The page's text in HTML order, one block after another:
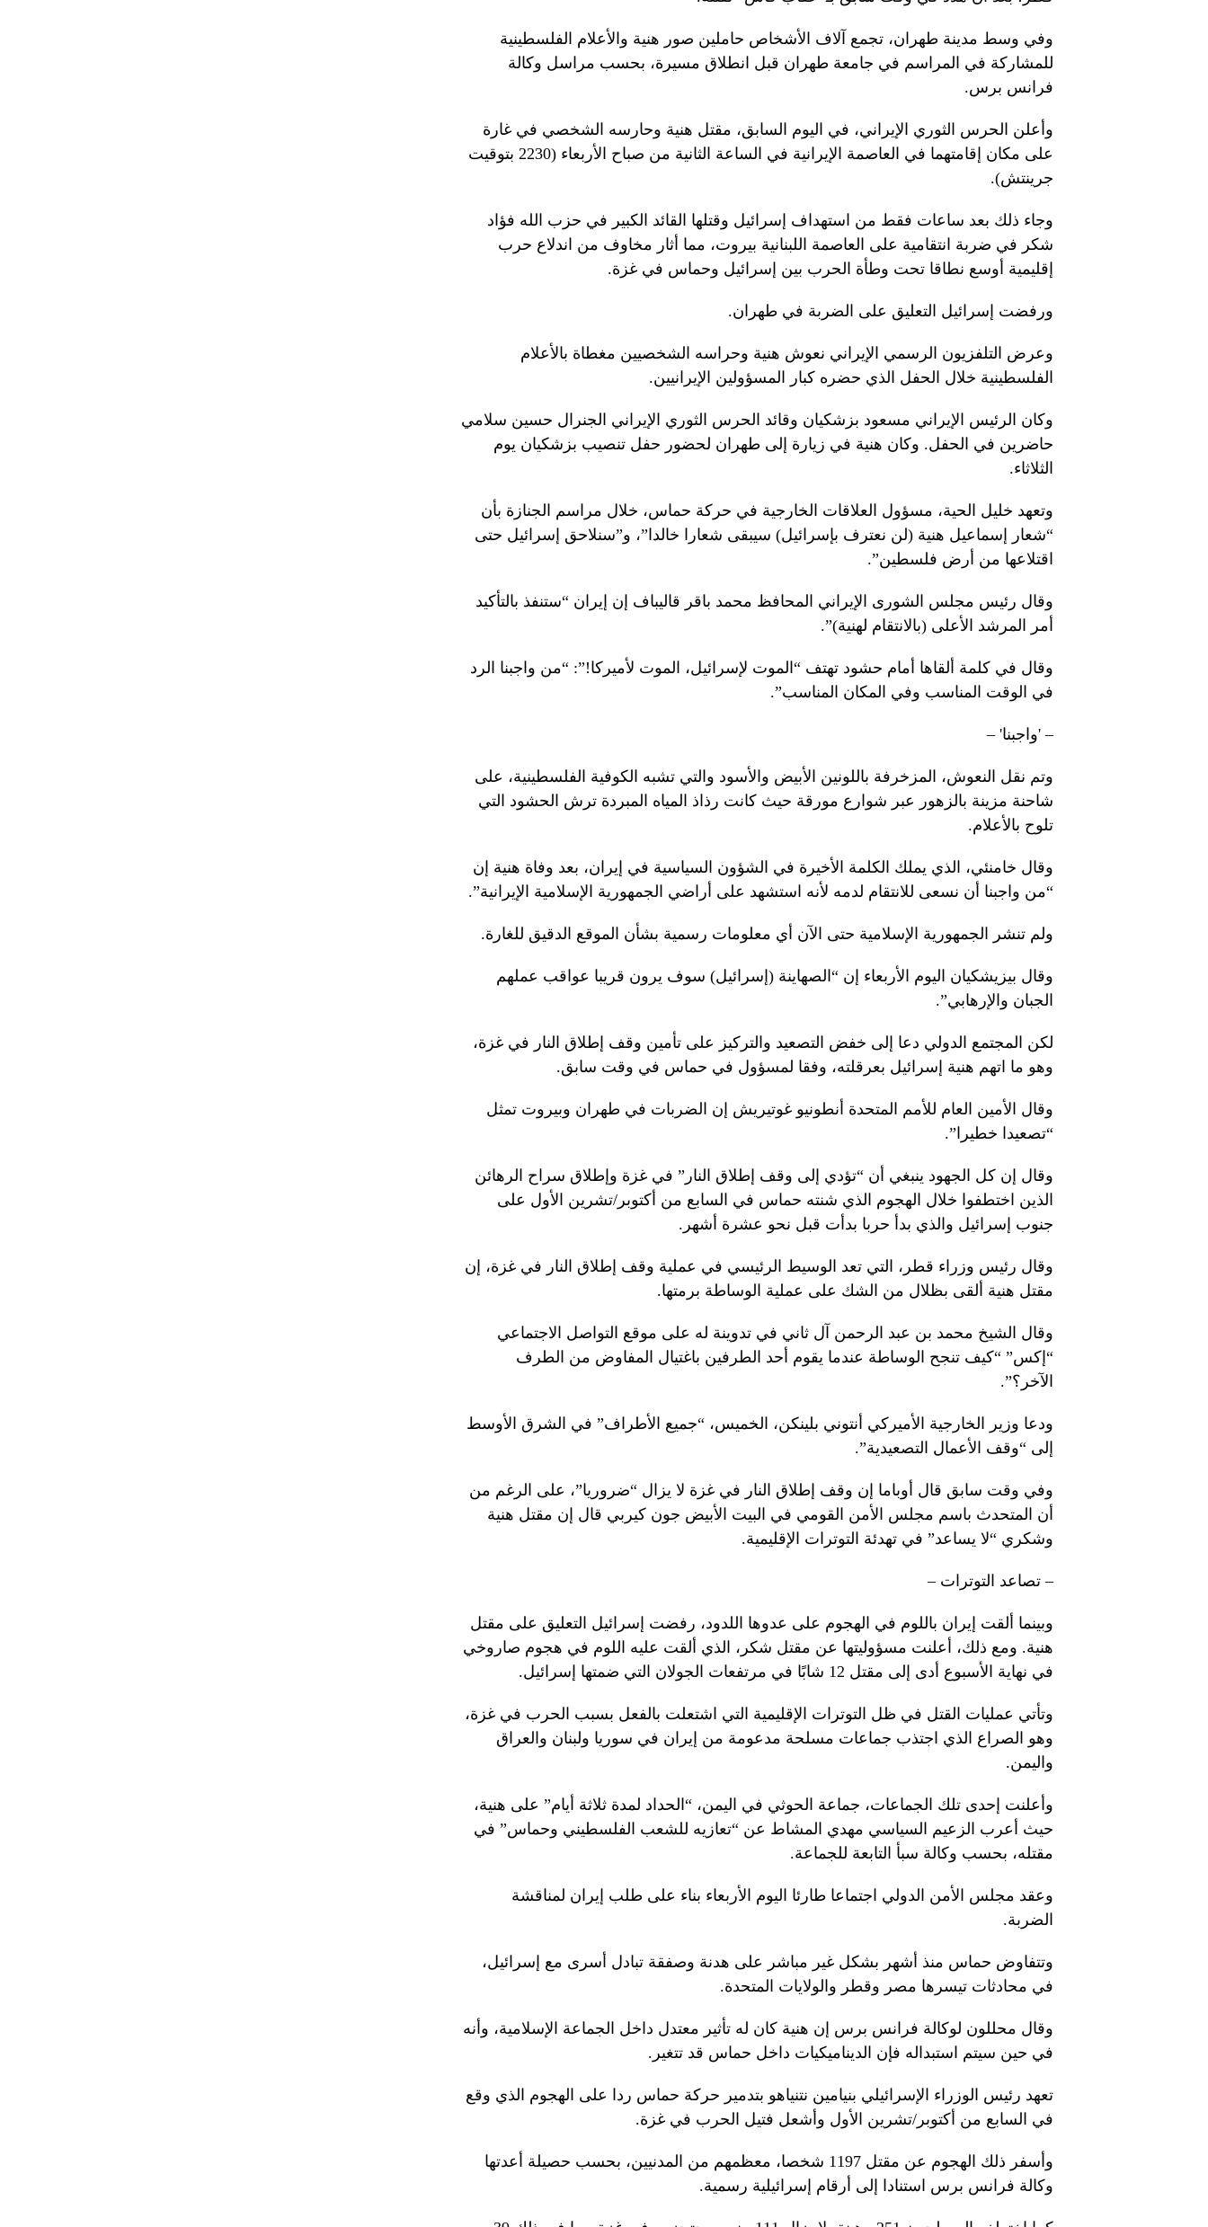
وفي وسط مدينة طهران، تجمع آلاف الأشخاص حاملين صور هنية والأعلام الفلسطينية
للمشاركة في المراسم في جامعة طهران قبل انطلاق مسيرة، بحسب مراسل وكالة
فرانس برس.
وأعلن الحرس الثوري الإيراني، في اليوم السابق، مقتل هنية وحارسه الشخصي في غارة
على مكان إقامتهما في العاصمة الإيرانية في الساعة الثانية من صباح الأربعاء (2230 بتوقيت
جرينتش).
وجاء ذلك بعد ساعات فقط من استهداف إسرائيل وقتلها القائد الكبير في حزب الله فؤاد
شكر في ضربة انتقامية على العاصمة اللبنانية بيروت، مما أثار مخاوف من اندلاع حرب
إقليمية أوسع نطاقا تحت وطأة الحرب بين إسرائيل وحماس في غزة.
ورفضت إسرائيل التعليق على الضربة في طهران.
وعرض التلفزيون الرسمي الإيراني نعوش هنية وحراسه الشخصيين مغطاة بالأعلام
الفلسطينية خلال الحفل الذي حضره كبار المسؤولين الإيرانيين.
وكان الرئيس الإيراني مسعود بزشكيان وقائد الحرس الثوري الإيراني الجنرال حسين سلامي
حاضرين في الحفل. وكان هنية في زيارة إلى طهران لحضور حفل تنصيب بزشكيان يوم
الثلاثاء.
وتعهد خليل الحية، مسؤول العلاقات الخارجية في حركة حماس، خلال مراسم الجنازة بأن
“شعار إسماعيل هنية (لن نعترف بإسرائيل) سيبقى شعارا خالدا”، و”سنلاحق إسرائيل حتى
اقتلاعها من أرض فلسطين”.
وقال رئيس مجلس الشورى الإيراني المحافظ محمد باقر قاليباف إن إيران “ستنفذ بالتأكيد
أمر المرشد الأعلى (بالانتقام لهنية)”.
وقال في كلمة ألقاها أمام حشود تهتف “الموت لإسرائيل، الموت لأميركا!”: “من واجبنا الرد
في الوقت المناسب وفي المكان المناسب”.
– 'واجبنا' –
وتم نقل النعوش، المزخرفة باللونين الأبيض والأسود والتي تشبه الكوفية الفلسطينية، على
شاحنة مزينة بالزهور عبر شوارع مورقة حيث كانت رذاذ المياه المبردة ترش الحشود التي
تلوح بالأعلام.
وقال خامنئي، الذي يملك الكلمة الأخيرة في الشؤون السياسية في إيران، بعد وفاة هنية إن
“من واجبنا أن نسعى للانتقام لدمه لأنه استشهد على أراضي الجمهورية الإسلامية الإيرانية”.
ولم تنشر الجمهورية الإسلامية حتى الآن أي معلومات رسمية بشأن الموقع الدقيق للغارة.
وقال بيزيشكيان اليوم الأربعاء إن “الصهاينة (إسرائيل) سوف يرون قريبا عواقب عملهم
الجبان والإرهابي”.
لكن المجتمع الدولي دعا إلى خفض التصعيد والتركيز على تأمين وقف إطلاق النار في غزة،
وهو ما اتهم هنية إسرائيل بعرقلته، وفقا لمسؤول في حماس في وقت سابق.
وقال الأمين العام للأمم المتحدة أنطونيو غوتيريش إن الضربات في طهران وبيروت تمثل
“تصعيدا خطيرا”.
وقال إن كل الجهود ينبغي أن “تؤدي إلى وقف إطلاق النار” في غزة وإطلاق سراح الرهائن
الذين اختطفوا خلال الهجوم الذي شنته حماس في السابع من أكتوبر/تشرين الأول على
جنوب إسرائيل والذي بدأ حربا بدأت قبل نحو عشرة أشهر.
وقال رئيس وزراء قطر، التي تعد الوسيط الرئيسي في عملية وقف إطلاق النار في غزة، إن
مقتل هنية ألقى بظلال من الشك على عملية الوساطة برمتها.
وقال الشيخ محمد بن عبد الرحمن آل ثاني في تدوينة له على موقع التواصل الاجتماعي
“إكس” “كيف تنجح الوساطة عندما يقوم أحد الطرفين باغتيال المفاوض من الطرف
الآخر؟”.
ودعا وزير الخارجية الأميركي أنتوني بلينكن، الخميس، “جميع الأطراف” في الشرق الأوسط
إلى “وقف الأعمال التصعيدية”.
وفي وقت سابق قال أوباما إن وقف إطلاق النار في غزة لا يزال “ضروريا”، على الرغم من
أن المتحدث باسم مجلس الأمن القومي في البيت الأبيض جون كيربي قال إن مقتل هنية
وشكري “لا يساعد” في تهدئة التوترات الإقليمية.
– تصاعد التوترات –
وبينما ألقت إيران باللوم في الهجوم على عدوها اللدود، رفضت إسرائيل التعليق على مقتل
هنية. ومع ذلك، أعلنت مسؤوليتها عن مقتل شكر، الذي ألقت عليه اللوم في هجوم صاروخي
في نهاية الأسبوع أدى إلى مقتل 12 شابًا في مرتفعات الجولان التي ضمتها إسرائيل.
وتأتي عمليات القتل في ظل التوترات الإقليمية التي اشتعلت بالفعل بسبب الحرب في غزة،
وهو الصراع الذي اجتذب جماعات مسلحة مدعومة من إيران في سوريا ولبنان والعراق
واليمن.
وأعلنت إحدى تلك الجماعات، جماعة الحوثي في ​​اليمن، “الحداد لمدة ثلاثة أيام” على هنية،
حيث أعرب الزعيم السياسي مهدي المشاط عن “تعازيه للشعب الفلسطيني وحماس” في
مقتله، بحسب وكالة سبأ التابعة للجماعة.
وعقد مجلس الأمن الدولي اجتماعا طارئا اليوم الأربعاء بناء على طلب إيران لمناقشة
الضربة.
وتتفاوض حماس منذ أشهر بشكل غير مباشر على هدنة وصفقة تبادل أسرى مع إسرائيل،
في محادثات تيسرها مصر وقطر والولايات المتحدة.
وقال محللون لوكالة فرانس برس إن هنية كان له تأثير معتدل داخل الجماعة الإسلامية، وأنه
في حين سيتم استبداله فإن الديناميكيات داخل حماس قد تتغير.
تعهد رئيس الوزراء الإسرائيلي بنيامين نتنياهو بتدمير حركة حماس ردا على الهجوم الذي وقع
في السابع من أكتوبر/تشرين الأول وأشعل فتيل الحرب في غزة.
وأسفر ذلك الهجوم عن مقتل 1197 شخصا، معظمهم من المدنيين، بحسب حصيلة أعدتها
وكالة فرانس برس استنادا إلى أرقام إسرائيلية رسمية.